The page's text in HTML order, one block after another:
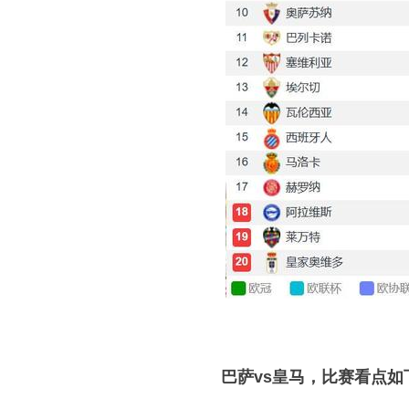
巴萨vs皇马，比赛看点如